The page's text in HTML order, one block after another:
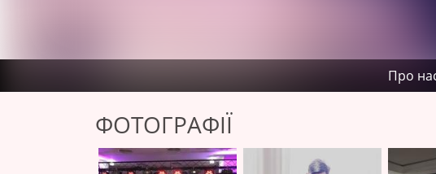
Про
ФОТОГРАФІЇ